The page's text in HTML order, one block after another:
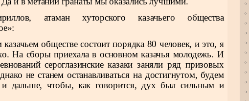
атаман хуторского казачьего общества
обществе состоит порядка 80 человек, и это, я
На сборы приехала в основном казачья молодежь. И
сероглазинские казаки заняли ряд призовых
не станем останавливаться на достигнутом, будем
и дальше, чтобы, как говорится, дух был сильным и